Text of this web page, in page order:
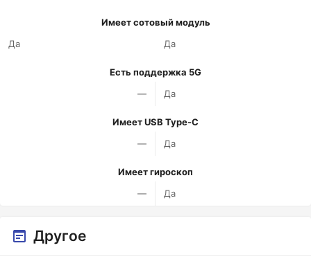
Имеет сотовый модуль
Да
Да
Есть поддержка 5G
—
Да
Имеет USB Type-C
—
Да
Имеет гироскоп
—
Да
Другое